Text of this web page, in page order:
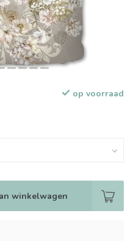
op voorraad
winkelwagen